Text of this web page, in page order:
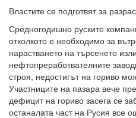
Властите се подготвят за
Средногодишно руските
отколкото е необходимо за
нарастването на търсенето
нефтопреработвателните
строя, недостигът на гориво
Участниците на пазара вече
дефицит на гориво засега се
останалата част на Русия все